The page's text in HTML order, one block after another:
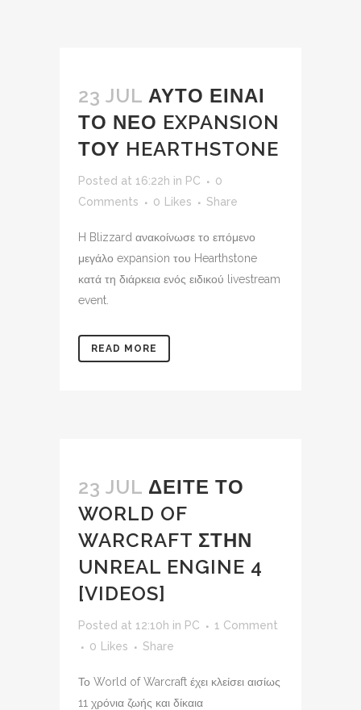
23 JUL ΑΥΤΟ ΕΙΝΑΙ
ΤΟ ΝΕΟ EXPANSION
ΤΟΥ HEARTHSTONE
Posted at 16:22h in PC
0
Comments
0 Likes Share
H Blizzard ανακοίνωσε το επόμενο
μεγάλο expansion του Hearthstone
κατά τη διάρκεια ενός ειδικού livestream
event.
READ MORE
23 JUL ΔΕΙΤΕ ΤΟ
WORLD OF
WARCRAFT ΣΤΗΝ
UNREAL ENGINE 4
[VIDEOS]
Posted at 12:10h in PC
1 Comment
0
Likes Share
Το World of Warcraft έχει κλείσει αισίως
11 χρόνια ζωής και δίκαια